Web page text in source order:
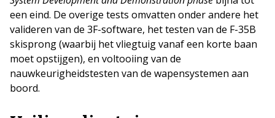
een eind. De overige tests omvatten onder andere het
valideren van de 3F-software, het testen van de F-35B
skisprong (waarbij het vliegtuig vanaf een korte baan
moet opstijgen), en voltooiing van de
nauwkeurigheidstesten van de wapensystemen aan
boord.